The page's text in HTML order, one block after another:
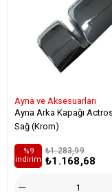
Ayna ve Aksesuarları
Ayna Arka Kapağı
Sağ (Krom)
₺1.168,68
₺1.283,99
%9
i̇ndirim